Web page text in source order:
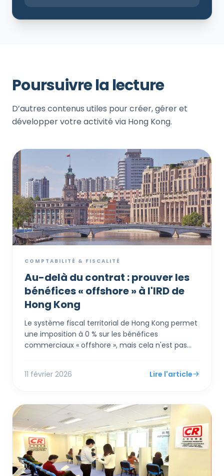
Poursuivre la lecture
D’autres contenus utiles pour créer, gérer et
développer votre activité via Hong Kong.
COMPTABILITÉ & FISCALITÉ
Au-delà du contrat : prouver les
bénéfices « offshore » à l'IRD de
Hong Kong
Le système fiscal territorial de Hong Kong permet
une imposition à 0 % sur les bénéfices
commerciaux « offshore », mais cela n'est pas
examinant non seulement où les contrats sont
présente la documentation essentielle sur 7 ans
requise pour justifier une demande offshore,
couvrant tout des « Procès-verbaux de réunions »
à la conformité en matière de prix de transfert.
11 février 2026 Lire l'article